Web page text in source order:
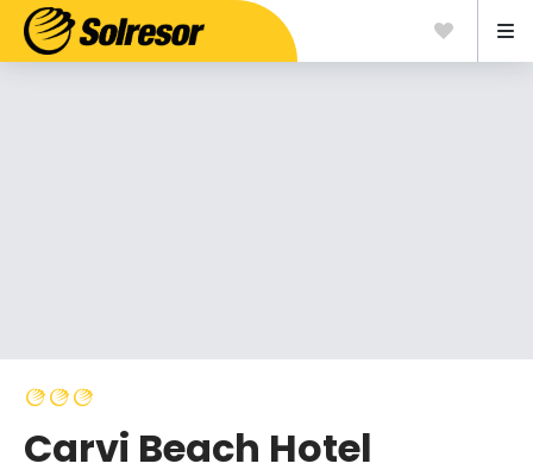
Carvi Beach Hotel